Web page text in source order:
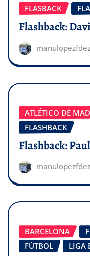
FLASBACK
Flashback:
ATLÉTICO DE
FLASHBACK
Flashback:
BARCELONA
FÚTBOL
LIGA